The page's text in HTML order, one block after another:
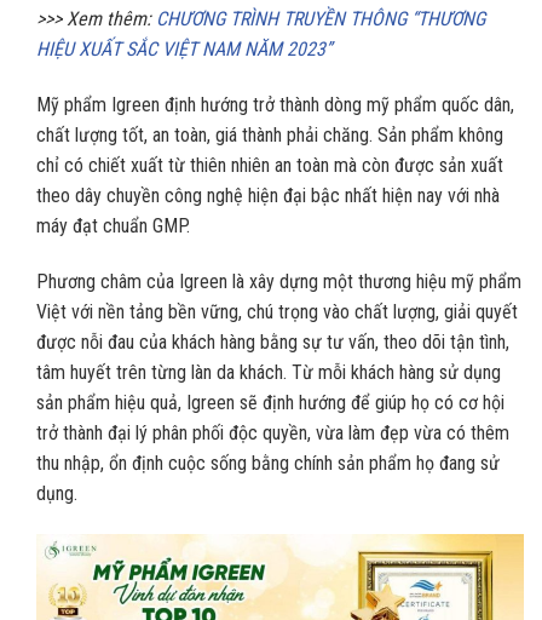
>>> Xem thêm: CHƯƠNG TRÌNH TRUYỀN THÔNG “THƯƠNG
HIỆU XUẤT SẮC VIỆT NAM NĂM 2023”
Mỹ phẩm Igreen định hướng trở thành dòng mỹ phẩm quốc dân,
chất lượng tốt, an toàn, giá thành phải chăng. Sản phẩm không
chỉ có chiết xuất từ thiên nhiên an toàn mà còn được sản xuất
theo dây chuyền công nghệ hiện đại bậc nhất hiện nay với nhà
máy đạt chuẩn GMP.
Phương châm của Igreen là xây dựng một thương hiệu mỹ phẩm
Việt với nền tảng bền vững, chú trọng vào chất lượng, giải quyết
được nỗi đau của khách hàng bằng sự tư vấn, theo dõi tận tình,
tâm huyết trên từng làn da khách. Từ mỗi khách hàng sử dụng
sản phẩm hiệu quả, Igreen sẽ định hướng để giúp họ có cơ hội
trở thành đại lý phân phối độc quyền, vừa làm đẹp vừa có thêm
thu nhập, ổn định cuộc sống bằng chính sản phẩm họ đang sử
dụng.